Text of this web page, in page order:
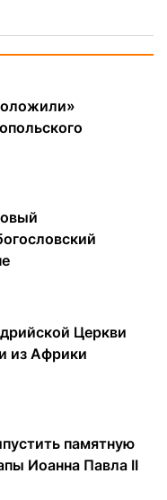
Церкви
из Африки
памятную
Иоанна Павла II